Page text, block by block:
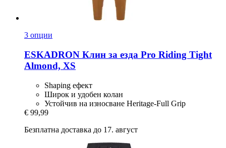
3 опции
ESKADRON Клин за езда Pro Riding Tight
Almond, XS
Shaping ефект
Широк и удобен колан
Устойчив на износване Heritage-Full Grip
€ 99,99
Безплатна доставка до 17. август